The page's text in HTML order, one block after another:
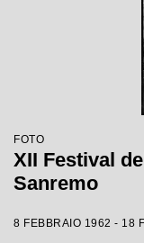
FOTO
XII Festival
Sanremo
8 FEBBRAIO 1962 - 18